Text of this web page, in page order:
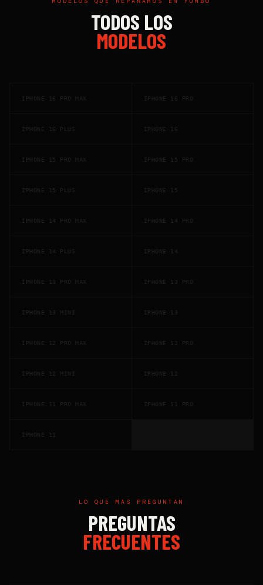
TODOS LOS
MODELOS
IPHONE 16 PRO MAX IPHONE 16 PRO
IPHONE 16 PLUS IPHONE 16
IPHONE 15 PRO MAX IPHONE 15 PRO
IPHONE 15 PLUS IPHONE 15
IPHONE 14 PRO MAX IPHONE 14 PRO
IPHONE 14 PLUS IPHONE 14
IPHONE 13 PRO MAX IPHONE 13 PRO
IPHONE 13 MINI IPHONE 13
IPHONE 12 PRO MAX IPHONE 12 PRO
IPHONE 12 MINI IPHONE 12
IPHONE 11 PRO MAX IPHONE 11 PRO
IPHONE 11
LO QUE MAS PREGUNTAN
PREGUNTAS
FRECUENTES